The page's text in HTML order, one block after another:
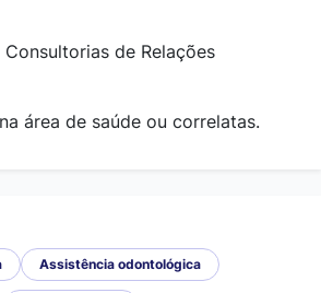
de Relações
área de saúde ou correlatas.
Assistência odontológica